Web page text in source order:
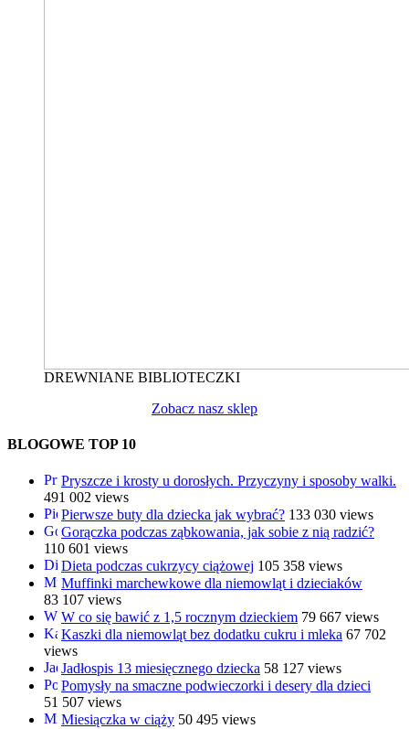
DREWNIANE BIBLIOTECZKI
Zobacz nasz sklep
BLOGOWE TOP 10
Pryszcze i krosty u dorosłych. Przyczyny i sposoby walki.
491 002 views
Pierwsze buty dla dziecka jak wybrać? 133 030 views
Gorączka podczas ząbkowania, jak sobie z nią radzić?
110 601 views
Dieta podczas cukrzycy ciążowej 105 358 views
Muffinki marchewkowe dla niemowląt i dzieciaków
83 107 views
W co się bawić z 1,5 rocznym dzieckiem 79 667 views
Kaszki dla niemowląt bez dodatku cukru i mleka 67 702
views
Jadłospis 13 miesięcznego dziecka 58 127 views
Pomysły na smaczne podwieczorki i desery dla dzieci
51 507 views
Miesiączka w ciąży 50 495 views